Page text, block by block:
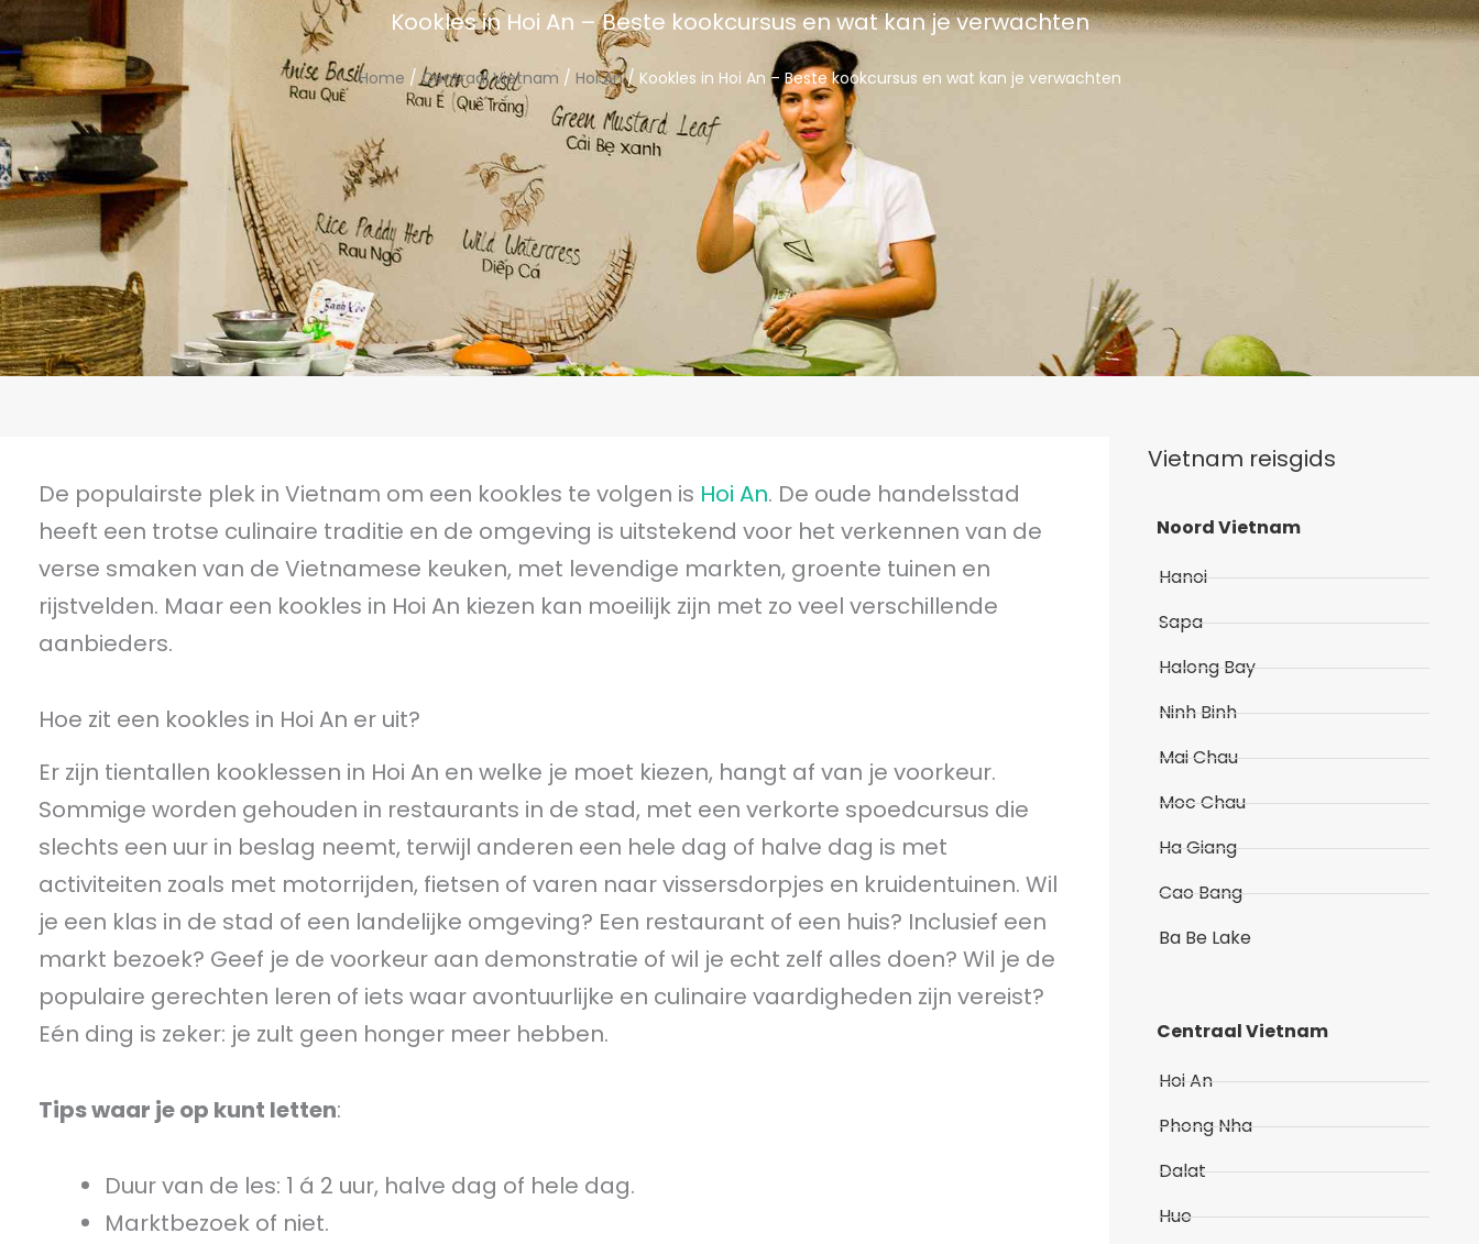
Kookles in Hoi An – Beste kookcursus en wat kan je verwachten
Home /Centraal Vietnam / Hoi An/ Kookles in Hoi An – Beste kookcursus en wat kan je verwachten
De populairste plek in Vietnam om een kookles te volgen is Hoi An. De oude handelsstad
heeft een trotse culinaire traditie en de omgeving is uitstekend voor het verkennen van de
verse smaken van de Vietnamese keuken, met levendige markten, groente tuinen en
rijstvelden. Maar een kookles in Hoi An kiezen kan moeilijk zijn met zo veel verschillende
aanbieders.
Hoe zit een kookles in Hoi An er uit?
Er zijn tientallen kooklessen in Hoi An en welke je moet kiezen, hangt af van je voorkeur.
Sommige worden gehouden in restaurants in de stad, met een verkorte spoedcursus die
slechts een uur in beslag neemt, terwijl anderen een hele dag of halve dag is met
activiteiten zoals met motorrijden, fietsen of varen naar vissersdorpjes en kruidentuinen. Wil
je een klas in de stad of een landelijke omgeving? Een restaurant of een huis? Inclusief een
markt bezoek? Geef je de voorkeur aan demonstratie of wil je echt zelf alles doen? Wil je de
populaire gerechten leren of iets waar avontuurlijke en culinaire vaardigheden zijn vereist?
Eén ding is zeker: je zult geen honger meer hebben.
Tips waar je op kunt letten:
Duur van de les: 1 á 2 uur, halve dag of hele dag.
Marktbezoek of niet.
Vietnam reisgids
Noord Vietnam
Hanoi
Sapa
Halong Bay
Ninh Binh
Mai Chau
Moc Chau
Ha Giang
Cao Bang
Ba Be Lake
Centraal Vietnam
Hoi An
Phong Nha
Dalat
Hue